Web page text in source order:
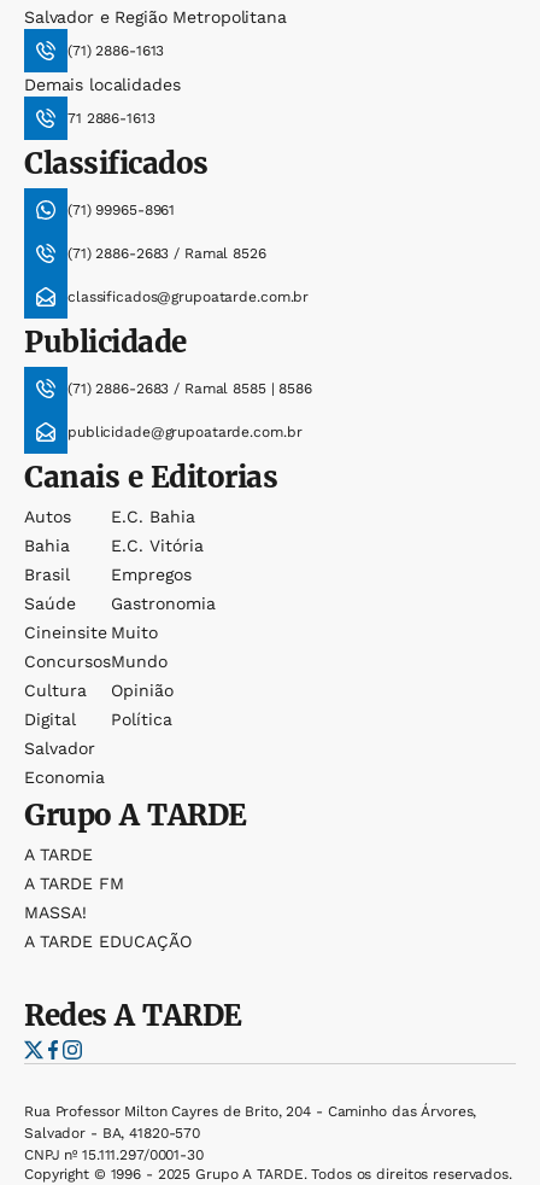
Salvador e Região Metropolitana
(71) 2886-1613
Demais localidades
71 2886-1613
Classificados
(71) 99965-8961
(71) 2886-2683 / Ramal 8526
classificados@grupoatarde.com.br
Publicidade
(71) 2886-2683 / Ramal 8585 | 8586
publicidade@grupoatarde.com.br
Canais e Editorias
Autos
Bahia
Brasil
Saúde
Cineinsite
Concursos
Cultura
Digital
Salvador
Economia
E.c. Bahia
E.c. Vitória
Empregos
Gastronomia
Muito
Mundo
Opinião
Política
GrupoA TARDE
A TARDE
A TARDE FM
MASSA!
A TARDE EDUCAÇÃO
RedesA TARDE
Rua Professor Milton Cayres de Brito, 204 - Caminho das Árvores,
Salvador - BA, 41820-570
CNPJ nº 15.111.297/0001-30
Copyright © 1996 - 2025 Grupo A TARDE. Todos os direitos reservados.